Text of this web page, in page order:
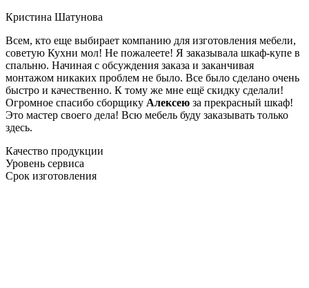
Кристина Шатунова
Всем, кто еще выбирает компанию для изготовления мебели,
советую Кухни мол! Не пожалеете! Я заказывала шкаф-купе в
спальню. Начиная с обсуждения заказа и заканчивая
монтажом никаких проблем не было. Все было сделано очень
быстро и качественно. К тому же мне ещё скидку сделали!
Огромное спасибо сборщику Алексею за прекрасный шкаф!
Это мастер своего дела! Всю мебель буду заказывать только
здесь.
Качество продукции
Уровень сервиса
Срок изготовления